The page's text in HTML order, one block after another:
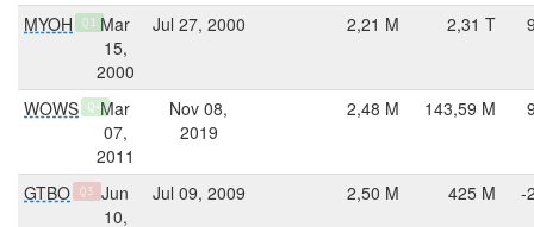
MYOH Q1 Mar
15,
2000
Jul 27, 2000 2,21 M 2,31 T
WOWS Q4Mar
07,
2011
Nov 08,
2019
2,48 M 143,59 M
GTBO Q3
Jun
10,
Jul 09, 2009 2,50 M 425 M -